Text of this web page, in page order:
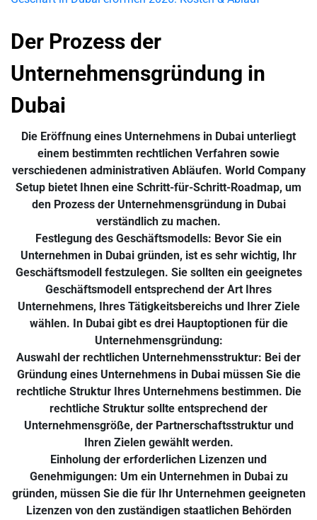
Der Prozess der
Unternehmensgründung in
Dubai
Die Eröffnung eines Unternehmens in Dubai unterliegt
einem bestimmten rechtlichen Verfahren sowie
verschiedenen administrativen Abläufen. World Company
Setup bietet Ihnen eine Schritt-für-Schritt-Roadmap, um
den Prozess der Unternehmensgründung in Dubai
verständlich zu machen.
Festlegung des Geschäftsmodells: Bevor Sie ein
Unternehmen in Dubai gründen, ist es sehr wichtig, Ihr
Geschäftsmodell festzulegen. Sie sollten ein geeignetes
Geschäftsmodell entsprechend der Art Ihres
Unternehmens, Ihres Tätigkeitsbereichs und Ihrer Ziele
wählen. In Dubai gibt es drei Hauptoptionen für die
Unternehmensgründung:
Auswahl der rechtlichen Unternehmensstruktur: Bei der
Gründung eines Unternehmens in Dubai müssen Sie die
rechtliche Struktur Ihres Unternehmens bestimmen. Die
rechtliche Struktur sollte entsprechend der
Unternehmensgröße, der Partnerschaftsstruktur und
Ihren Zielen gewählt werden.
Einholung der erforderlichen Lizenzen und
Genehmigungen: Um ein Unternehmen in Dubai zu
gründen, müssen Sie die für Ihr Unternehmen geeigneten
Lizenzen von den zuständigen staatlichen Behörden